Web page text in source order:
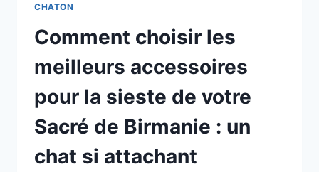
CHATON
Comment choisir les
meilleurs accessoires
pour la sieste de votre
Sacré de Birmanie : un
chat si attachant